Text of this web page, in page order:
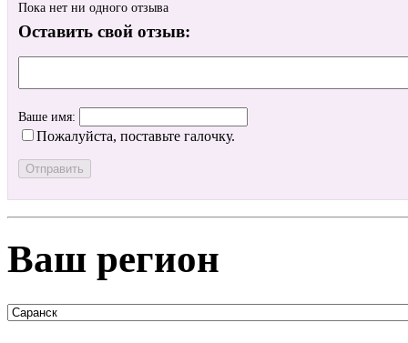
Пока нет ни одного отзыва
Оставить свой отзыв:
Ваше имя:
Пожалуйста, поставьте галочку.
Ваш регион